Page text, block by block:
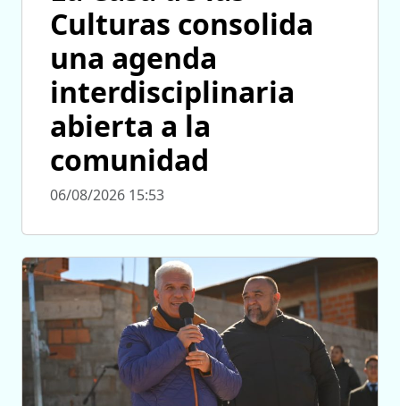
Culturas consolida
una agenda
interdisciplinaria
abierta a la
comunidad
06/08/2026 15:53